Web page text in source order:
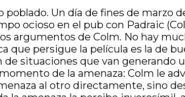
Un día de fines de marzo
ocioso en el pub con Padraic
argumentos de Colm. No hay
que persigue la película es la de
situaciones que van generando
de la amenaza: Colm le
al otro directamente, sino